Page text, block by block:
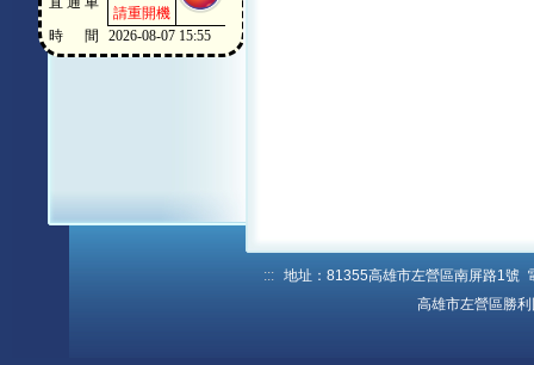
:::
地址：81355高雄市左營區南屏路1號
高雄市左營區勝